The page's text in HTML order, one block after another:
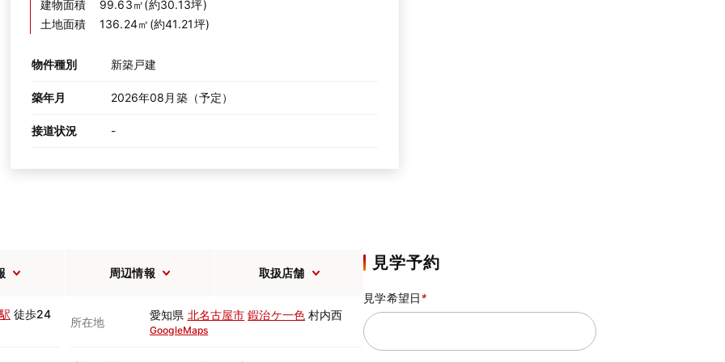
建物面積
99.63㎡(約30.13坪)
土地面積
136.24㎡(約41.21坪)
物件種別 新築戸建
築年月 2026年08月築（予定）
接道状況 -
周辺情報 取扱店舗
徒歩24
所在地
愛知県 北名古屋市 鍜治ケ一色 村内西
GoogleMaps
見学予約
見学希望日*